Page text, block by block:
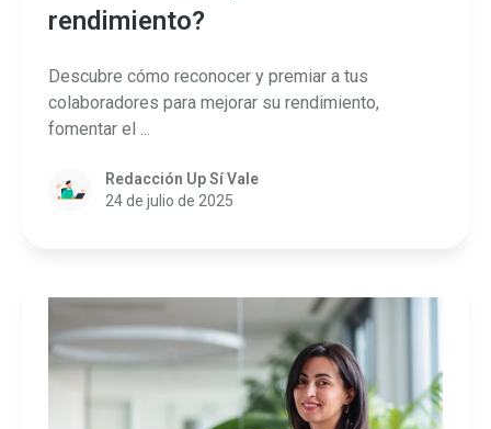
rendimiento?
Descubre cómo reconocer y premiar a tus
colaboradores para mejorar su rendimiento,
fomentar el ...
Redacción Up Sí Vale
24 de julio de 2025